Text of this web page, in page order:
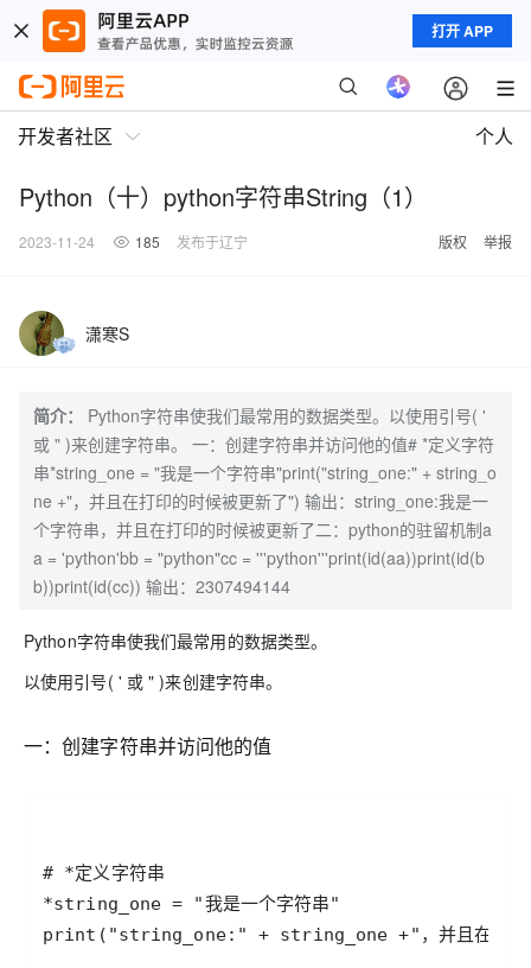
打开 APP
开发者社区 个人
Python（十）python字符串String（1）
2023-11-24 185 发布于辽宁 版权 举报
潇寒S
简介：
Python字符串使我们最常用的数据类型。以使用引号( '
或 " )来创建字符串。 一：创建字符串并访问他的值# *定义字符
串*string_one = "我是一个字符串"print("string_one:" + string_o
ne +"，并且在打印的时候被更新了") 输出：string_one:我是一
个字符串，并且在打印的时候被更新了二：python的驻留机制a
a = 'python'bb = "python"cc = '''python'''print(id(aa))print(id(b
b))print(id(cc)) 输出：2307494144
Python字符串使我们最常用的数据类型。
以使用引号( ' 或 " )来创建字符串。
一：创建字符串并访问他的值
print("string_one:" + string_one +"，并且在打印